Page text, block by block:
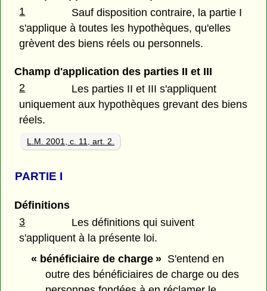
1
Sauf disposition contraire, la partie I
s'applique à toutes les hypothèques, qu'elles
grèvent des biens réels ou personnels.
Champ d'application des parties II et III
2
Les parties II et III s'appliquent
uniquement aux hypothèques grevant des biens
réels.
L.M. 2001, c. 11, art. 2.
PARTIE I
Définitions
3
Les définitions qui suivent
s'appliquent à la présente loi.
« bénéficiaire de charge »S'entend en
outre des bénéficiaires de charge ou des